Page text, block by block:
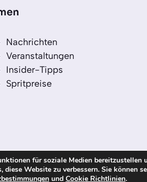
Nachrichten
Veranstaltungen
Insider-Tipps
Spritpreise
für soziale Medien bereitzustellen
Website zu verbessern. Sie können
und Cookie Richtlinien.